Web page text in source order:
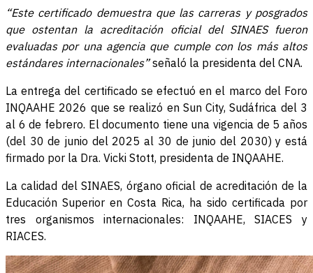
“Este certificado demuestra que las carreras y posgrados
que ostentan la acreditación oficial del SINAES fueron
evaluadas por una agencia que cumple con los más altos
estándares internacionales”señaló la presidenta del CNA.
La entrega del certificado se efectuó en el marco del Foro
INQAAHE 2026 que se realizó en Sun City, Sudáfrica del 3
al 6 de febrero. El documento tiene una vigencia de 5 años
(del 30 de junio del 2025 al 30 de junio del 2030) y está
firmado por la Dra. Vicki Stott, presidenta de INQAAHE.
La calidad del SINAES, órgano oficial de acreditación de la
Educación Superior en Costa Rica, ha sido certificada por
tres organismos internacionales: INQAAHE, SIACES y
RIACES.